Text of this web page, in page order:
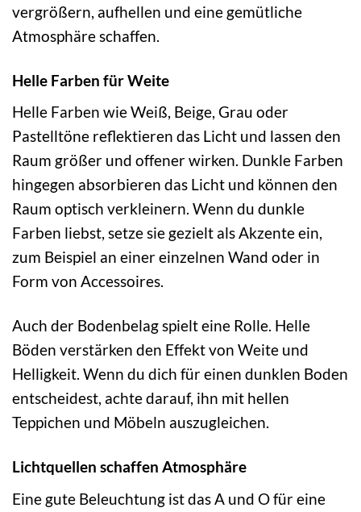
vergrößern, aufhellen und eine gemütliche
Atmosphäre schaffen.
Helle Farben für Weite
Helle Farben wie Weiß, Beige, Grau oder
Pastelltöne reflektieren das Licht und lassen den
Raum größer und offener wirken. Dunkle Farben
hingegen absorbieren das Licht und können den
Raum optisch verkleinern. Wenn du dunkle
Farben liebst, setze sie gezielt als Akzente ein,
zum Beispiel an einer einzelnen Wand oder in
Form von Accessoires.
Auch der Bodenbelag spielt eine Rolle. Helle
Böden verstärken den Effekt von Weite und
Helligkeit. Wenn du dich für einen dunklen Boden
entscheidest, achte darauf, ihn mit hellen
Teppichen und Möbeln auszugleichen.
Lichtquellen schaffen Atmosphäre
Eine gute Beleuchtung ist das A und O für eine